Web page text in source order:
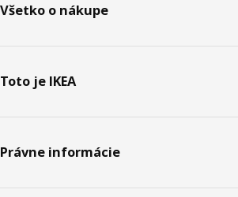
Všetko o nákupe
Toto je IKEA
Právne informácie